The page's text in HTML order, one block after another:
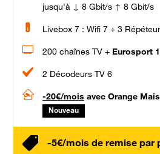
jusqu'à ↓ 8 Gbit/s ↑ 8 Gbit/s
Livebox 7 : Wifi 7 + 3
200 chaînes TV + Eurosport 1
2 Décodeurs TV 6
-20€/mois avec Orange
Nouveau
-5€/mois de remise par